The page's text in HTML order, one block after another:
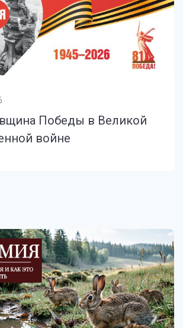
Победы в Великой
войне